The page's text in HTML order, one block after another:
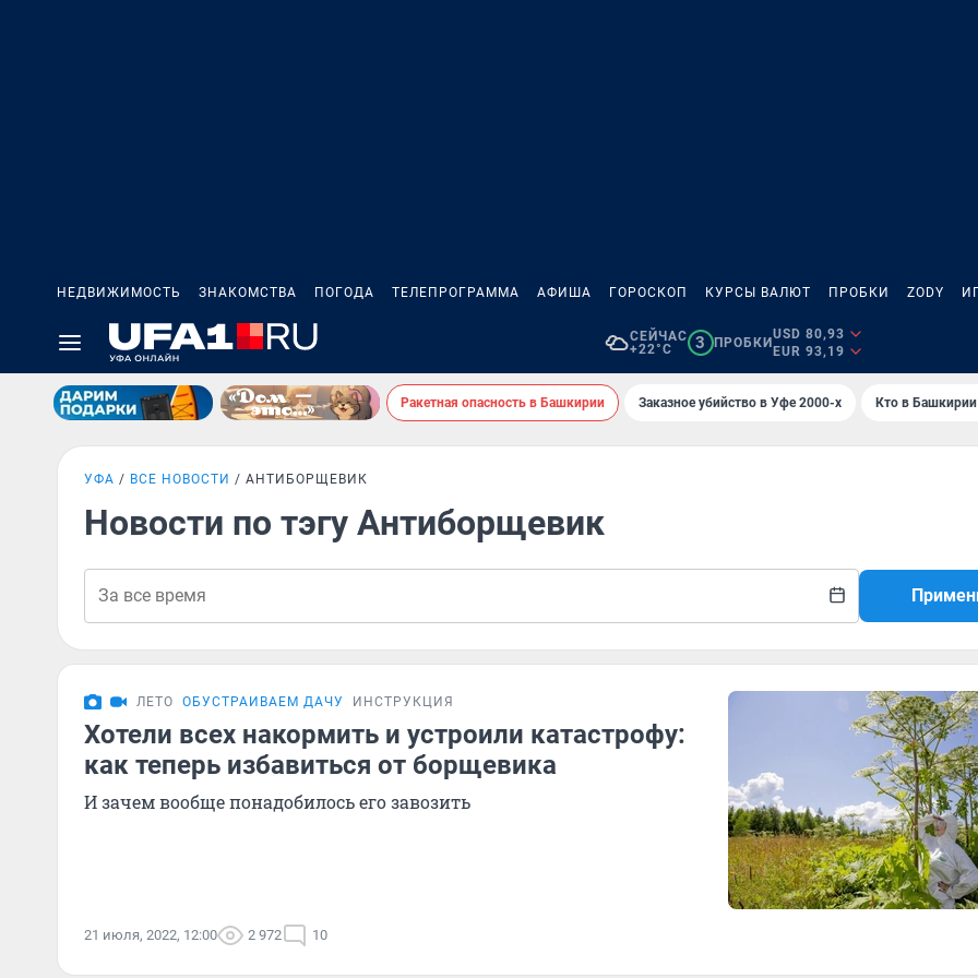
НЕДВИЖИМОСТЬ ЗНАКОМСТВА ПОГОДА ТЕЛЕПРОГРАММА АФИША ГОРОСКОП КУРСЫ ВАЛЮТ ПРОБКИ ZODY
СЕЙЧАС
+22°C
3 ПРОБКИ
USD 80,93
EUR 93,19
Ракетная опасность в Башкирии Заказное убийство в Уфе 2000-х Кто в Башкирии
УФА ВСЕ НОВОСТИ АНТИБОРЩЕВИК
Новости по тэгу Антиборщевик
ЛЕТО ОБУСТРАИВАЕМ ДАЧУ ИНСТРУКЦИЯ
Хотели всех накормить и устроили катастрофу:
как теперь избавиться от борщевика
И зачем вообще понадобилось его завозить
21 июля, 2022, 12:00 2 972 10